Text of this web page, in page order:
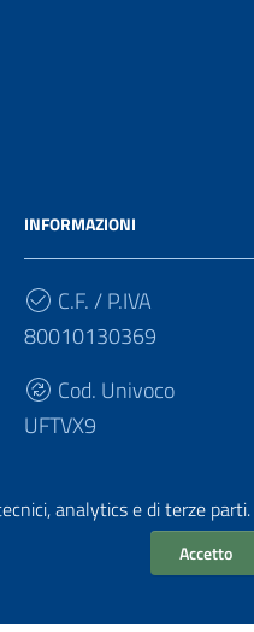
analytics e di terze
Accetto
INFORMAZIONI
C.F. / P.IVA
80010130369
Cod. Univoco
UFTVX9